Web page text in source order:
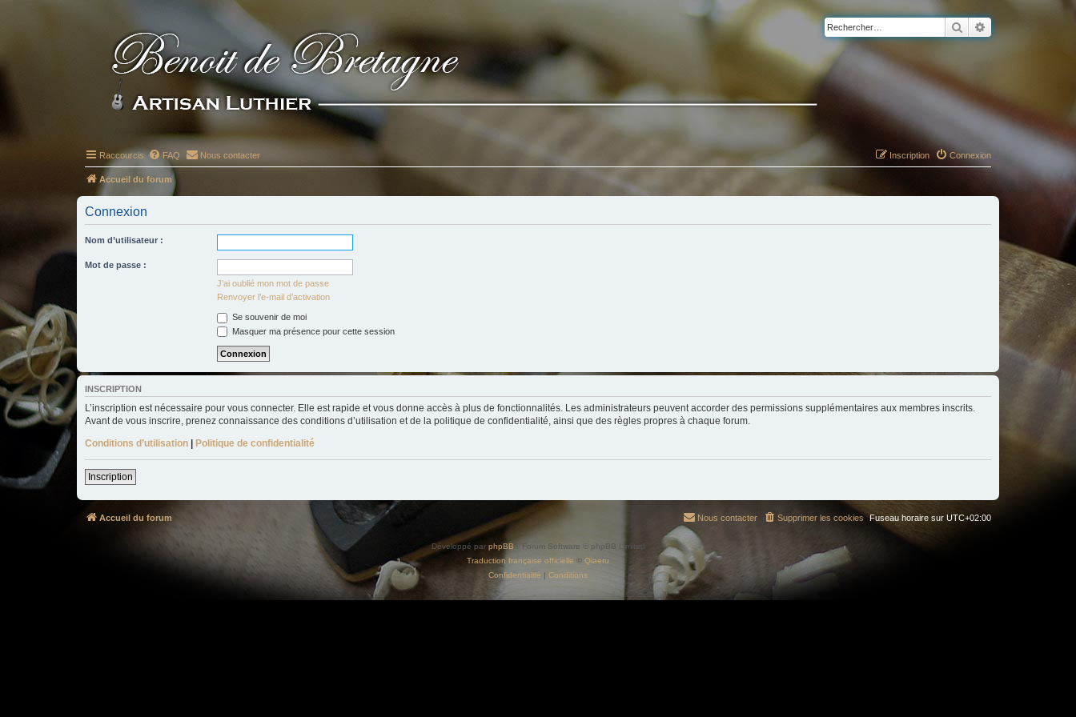
Rechercher
Raccourcis FAQ Nous contacter Connexion
Inscription
Accueil du forum
Connexion
Nom d’utilisateur :
Mot de passe :
J’ai oublié mon mot de passe
Renvoyer l’e-mail d’activation
Se souvenir de moi
Masquer ma présence pour cette session
INSCRIPTION
L’inscription est nécessaire pour vous connecter. Elle est rapide et vous donne accès à plus de fonctionnalités. Les administrateurs peuvent accorder des permissions supplémentaires aux membres inscrits.
Avant de vous inscrire, prenez connaissance des conditions d’utilisation et de la politique de confidentialité, ainsi que des règles propres à chaque forum.
Conditions d’utilisation | Politique de confidentialité
Inscription
Accueil du forum Fuseau horaire sur UTC+02:00
Supprimer les cookies
Nous contacter
Développé par phpBB ® Forum Software © phpBB Limited
Traduction française officielle © Qiaeru
Confidentialité | Conditions